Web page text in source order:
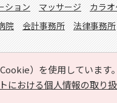
）を使用しています
における個人情報の取り扱
ション マッサージ
カラオ
院 会計事務所 法律事務所